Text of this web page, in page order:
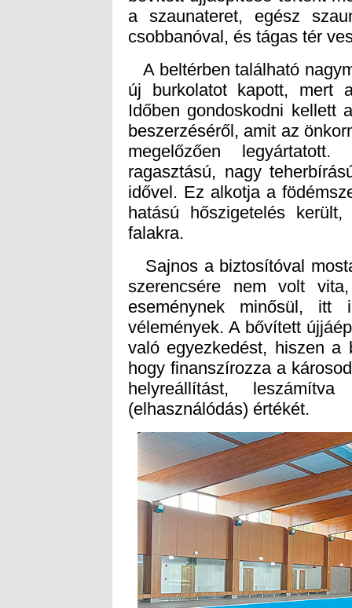
csobbanóval, és tágas tér
A beltérben található
új burkolatot kapott, mert
Időben gondoskodni kellett
beszerzéséről, amit az
megelőzően
ragasztású, nagy
idővel. Ez alkotja a
hatású hőszigetelés
falakra.
Sajnos a biztosítóval
szerencsére nem volt
eseménynek minősül,
vélemények. A bővített
való egyezkedést, hiszen
hogy finanszírozza a
helyreállítást,
(elhasználódás) értékét.